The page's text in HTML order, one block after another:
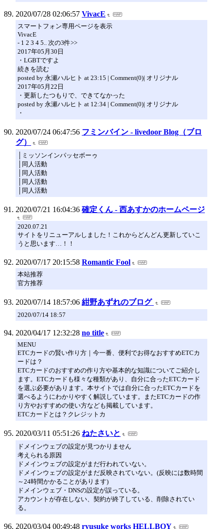
2020/07/28 02:06:57 VivacE
スマートフォン専用ページを表示
VivacE
- 1 2 3 4 5.. 次の3件>>
2017年05月30日
・LGBTですよ
続きを読む
posted by 永瀬ハルヒト at 23:15 | Comment(0)| オリジナル
2017年05月22日
・更新したつもりで、できてなかった
posted by 永瀬ハルヒト at 12:34 | Comment(0)| オリジナル
・
2020/07/24 06:47:56 フミンバイン - livedoor Blog（ブロ
グ）
│ミッソンインパッセボーゥ
│同人活動
│同人活動
│同人活動
│同人活動
2020/07/21 16:04:36 確定くん - 西あすかのホームページ
2020.07.21
サイトをリニューアルしました！これからどんどん更新していこ
うと思います…！！
2020/07/17 20:15:58 Romantic Fool
本站推荐
官方推荐
2020/07/14 18:57:06 紺野あずれのブログ
2020/07/14 18:57
2020/04/17 12:32:28 no title
MENU
ETCカードの賢い作り方｜今一番、便利でお得なおすすめETCカ
ードは？
ETCカードのおすすめの作り方や基本的な知識についてご紹介し
ます。ETCカードも様々な種類があり、自分に合ったETCカード
を選ぶ必要があります。本サイトでは自分に合ったETCカードを
選べるようにわかりやすく解説しています。またETCカードの作
り方やおすすめの使い方なども掲載しています。
ETCカードとは？クレジットカ
2020/03/11 05:51:26 ねたさいと
ドメインウェブの設定が見つかりません
考えられる原因
ドメインウェブの設定がまだ行われていない。
ドメインウェブの設定がまだ反映されていない。(反映には数時間
～24時間かかることがあります)
ドメインウェブ・DNSの設定が誤っている。
アカウントが存在しない、契約が終了している、削除されてい
る。
2020/03/04 00:49:48 ryusuke works HELLBOY